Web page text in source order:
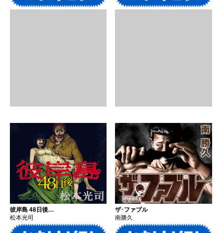
彼岸島 48日後…
松本光司
ザ･ファブル
南勝久